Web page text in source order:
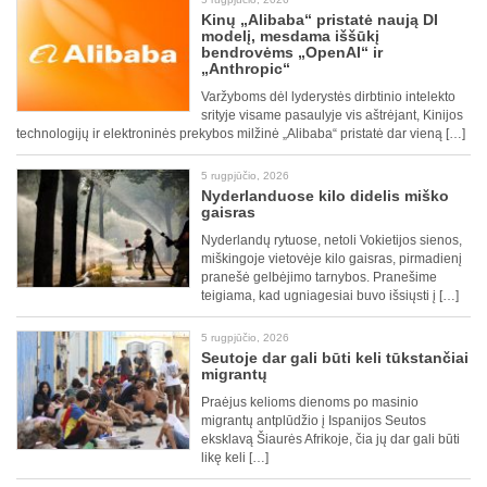
Kinų „Alibaba“ pristatė naują DI
modelį, mesdama iššūkį
bendrovėms „OpenAI“ ir
„Anthropic“
Varžyboms dėl lyderystės dirbtinio intelekto
srityje visame pasaulyje vis aštrėjant, Kinijos
technologijų ir elektroninės prekybos milžinė „Alibaba“ pristatė dar vieną […]
5 rugpjūčio, 2026
Nyderlanduose kilo didelis miško
gaisras
Nyderlandų rytuose, netoli Vokietijos sienos,
miškingoje vietovėje kilo gaisras, pirmadienį
pranešė gelbėjimo tarnybos. Pranešime
teigiama, kad ugniagesiai buvo išsiųsti į […]
5 rugpjūčio, 2026
Seutoje dar gali būti keli tūkstančiai
migrantų
Praėjus kelioms dienoms po masinio
migrantų antplūdžio į Ispanijos Seutos
eksklavą Šiaurės Afrikoje, čia jų dar gali būti
likę keli […]